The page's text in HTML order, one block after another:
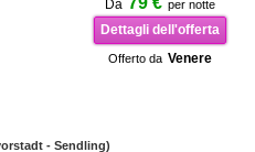
Da per notte
Dettagli dell'offerta
Offerto da Venere
- Sendling)